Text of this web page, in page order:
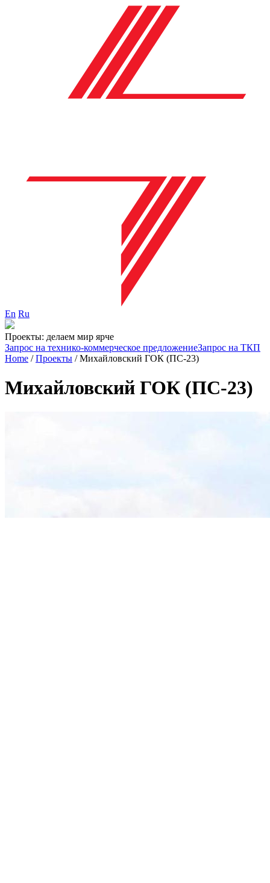
En Ru
Проекты: делаем мир ярче
Запрос на технико-коммерческое предложениеЗапрос на ТКП
Home /Проекты /Михайловский ГОК (ПС-23)
Михайловский ГОК (ПС-23)